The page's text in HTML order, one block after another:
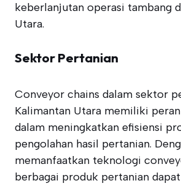
keberlanjutan operasi tambang
Utara.
Sektor Pertanian
Conveyor chains dalam sektor
Kalimantan Utara memiliki
dalam meningkatkan efisiensi
pengolahan hasil pertanian.
memanfaatkan teknologi
berbagai produk pertanian